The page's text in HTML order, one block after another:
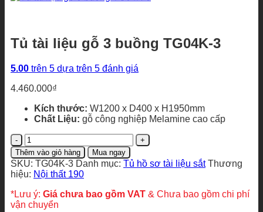
Tủ tài liệu gỗ 3 buồng TG04K-3
5.00 trên 5 dựa trên 5 đánh giá
4.460.000₫
Kích thước: W1200 x D400 x H1950mm
Chất Liệu: gỗ công nghiệp Melamine cao cấp
Tủ
tài
liệu
gỗ
3
buồng
TG04K-
Thêm vào giỏ hàng Mua ngay
SKU: TG04K-3 Danh mục: Tủ hồ sơ tài liệu sắt Thương
hiệu: Nội thất 190
*Lưu ý: Giá chưa bao gồm VAT & Chưa bao gồm chi phí
vận chuyển